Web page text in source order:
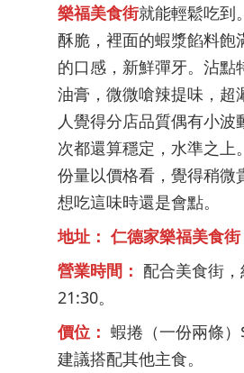
樂福美食街就能輕鬆吃到
酥脆，裡面的蝦漿餡料飽
的口感，新鮮彈牙。沾點
油膏，微微嗆辣提味，超
人覺得分店品質偶有小波
次都還算穩定，水準之上
份量以價格看，覺得稍微
想吃這味時還是會點。
地址： 仁德家樂福美食街
營業時間： 配合美食街
21:30。
價位： 蝦捲（一份兩條）
建議搭配其他主食。